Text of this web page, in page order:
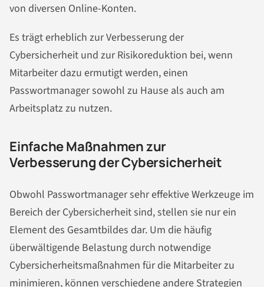
von diversen Online-Konten.
Es trägt erheblich zur Verbesserung der
Cybersicherheit und zur Risikoreduktion bei, wenn
Mitarbeiter dazu ermutigt werden, einen
Passwortmanager sowohl zu Hause als auch am
Arbeitsplatz zu nutzen.
Einfache Maßnahmen zur
Verbesserung der Cybersicherheit
Obwohl Passwortmanager sehr effektive Werkzeuge im
Bereich der Cybersicherheit sind, stellen sie nur ein
Element des Gesamtbildes dar. Um die häufig
überwältigende Belastung durch notwendige
Cybersicherheitsmaßnahmen für die Mitarbeiter zu
minimieren, können verschiedene andere Strategien